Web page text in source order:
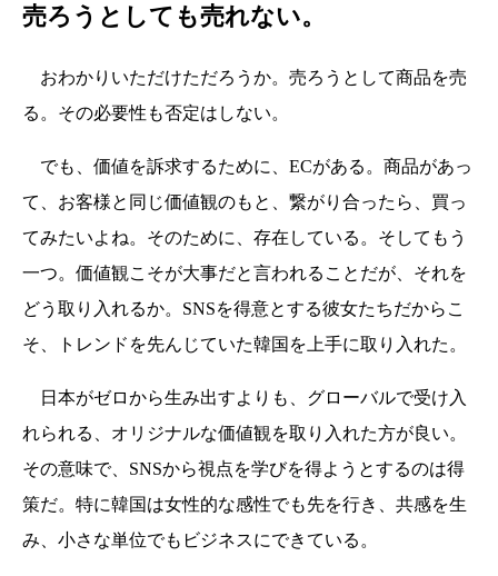
売ろうとしても売れない。
おわかりいただけただろうか。売ろうとして商品を売
る。その必要性も否定はしない。
でも、価値を訴求するために、ECがある。商品があっ
て、お客様と同じ価値観のもと、繋がり合ったら、買っ
てみたいよね。そのために、存在している。そしてもう
一つ。価値観こそが大事だと言われることだが、それを
どう取り入れるか。SNSを得意とする彼女たちだからこ
そ、トレンドを先んじていた韓国を上手に取り入れた。
日本がゼロから生み出すよりも、グローバルで受け入
れられる、オリジナルな価値観を取り入れた方が良い。
その意味で、SNSから視点を学びを得ようとするのは得
策だ。特に韓国は女性的な感性でも先を行き、共感を生
み、小さな単位でもビジネスにできている。